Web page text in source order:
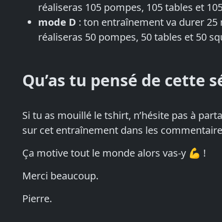
réaliseras 105 pompes, 105 tables et
mode D : ton entraînement va durer
réaliseras 50 pompes, 50 tables et 50
Qu’as tu pensé de cette
Si tu as mouillé le tshirt, n’hésite pas à
sur cet entraînement dans les
Ça motive tout le monde alors vas-y 💪 !
Merci beaucoup.
Pierre.